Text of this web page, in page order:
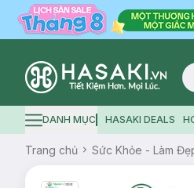
Logo
Hamburger icon
DANH MỤC HASAKI DEALS
Trang chủ Sức Khỏe - Làm